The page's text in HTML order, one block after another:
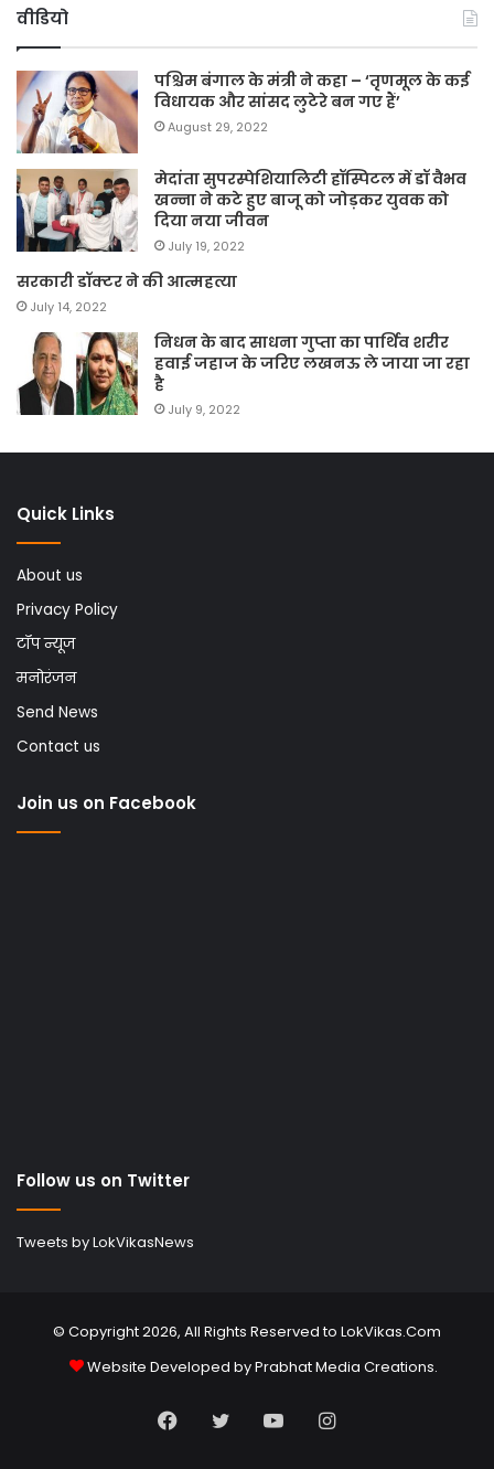
वीडियो
पश्चिम बंगाल के मंत्री ने कहा – ‘तृणमूल के कई
विधायक और सांसद लुटेरे बन गए हैं’
August 29, 2022
मेदांता सुपरस्पेशियालिटी हॉस्पिटल में डॉ वैभव
खन्ना ने कटे हुए बाजू को जोड़कर युवक को
दिया नया जीवन
July 19, 2022
सरकारी डॉक्टर ने की आत्महत्या
July 14, 2022
निधन के बाद साधना गुप्ता का पार्थिव शरीर
हवाई जहाज के जरिए लखनऊ ले जाया जा रहा
है
July 9, 2022
Quick Links
About us
Privacy Policy
टॉप न्यूज
मनोरंजन
Send News
Contact us
Join us on Facebook
Follow us on Twitter
Tweets by LokVikasNews
© Copyright 2026, All Rights Reserved to LokVikas.Com
Website Developed byPrabhat Media Creations.
Facebook
TwitterYouTubeInstagram